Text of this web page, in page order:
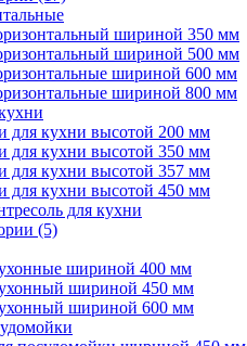
шириной 350 мм
шириной 500 мм
шириной 600 мм
шириной 800 мм
для кухни высотой 200 мм
для кухни высотой 350 мм
для кухни высотой 357 мм
для кухни высотой 450 мм
для кухни
(5)
шириной 400 мм
шириной 450 мм
шириной 600 мм